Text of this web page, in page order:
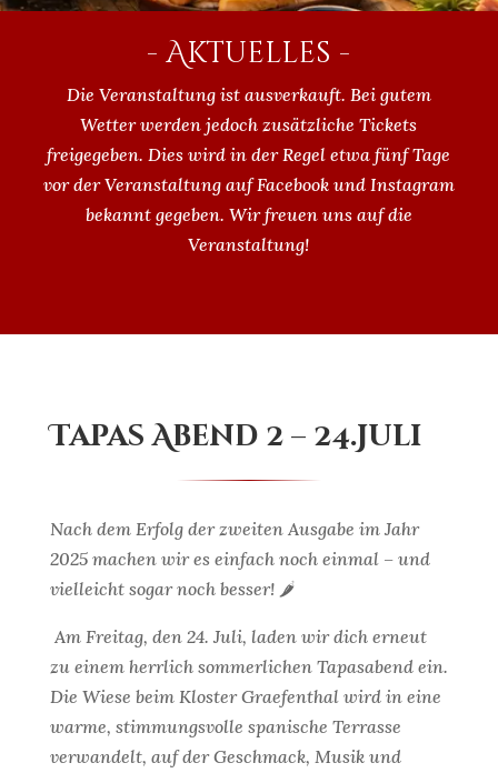
- Aktuelles -
Die Veranstaltung ist ausverkauft. Bei gutem
Wetter werden jedoch zusätzliche Tickets
freigegeben. Dies wird in der Regel etwa fünf Tage
vor der Veranstaltung auf Facebook und Instagram
bekannt gegeben. Wir freuen unsauf die
Veranstaltung!
Tapas Abend 2 – 24.Juli
Nach dem Erfolg der zweiten Ausgabe im Jahr
2025 machen wir es einfach noch einmal – und
vielleicht sogar noch besser! 🌶️
Am Freitag, den 24. Juli, laden wir dich erneut
zu einem herrlich sommerlichen Tapasabend ein.
Die Wiese beim Kloster Graefenthal wird in eine
warme, stimmungsvolle spanische Terrasse
verwandelt, auf der Geschmack, Musik und